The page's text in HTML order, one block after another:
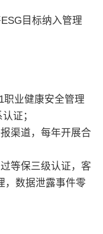
目标纳入管理
业健康安全管理
证；
渠道，每年开展合
等保三级认证，客
，数据泄露事件零